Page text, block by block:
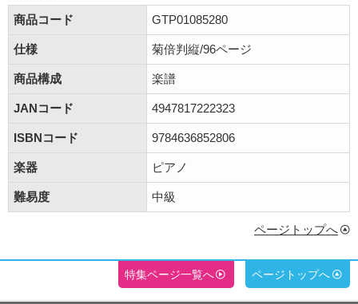
商品コード
GTP01085280
仕様 菊倍判縦/96ページ
商品構成 楽譜
JANコード 4947817222323
ISBNコード 9784636852806
楽器 ピアノ
難易度 中級
ページトップへ
特集ページ一覧へ ページトップへ